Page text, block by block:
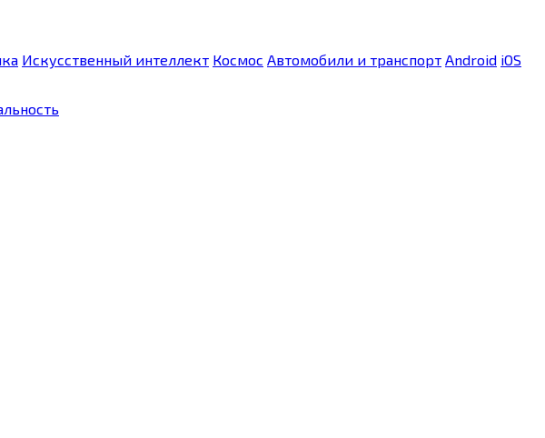
Искусственный интеллект Космос Автомобили и транспорт Android iOS